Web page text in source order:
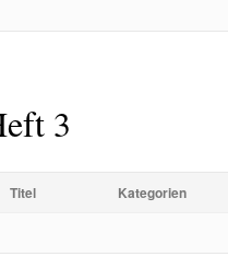
3
Titel Kategorien